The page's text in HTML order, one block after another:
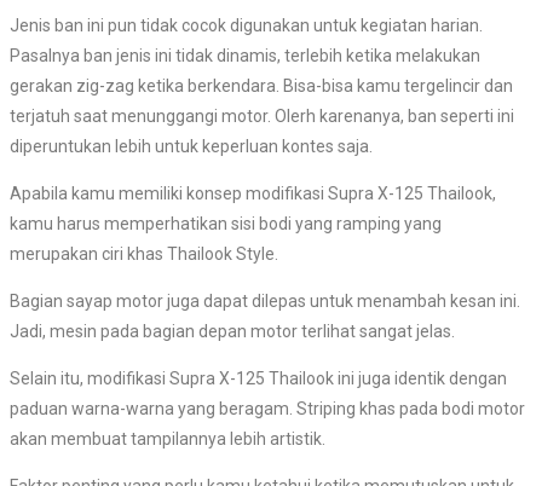
Jenis ban ini pun tidak cocok digunakan untuk kegiatan harian.
Pasalnya ban jenis ini tidak dinamis, terlebih ketika melakukan
gerakan zig-zag ketika berkendara. Bisa-bisa kamu tergelincir dan
terjatuh saat menunggangi motor. Olerh karenanya, ban seperti ini
diperuntukan lebih untuk keperluan kontes saja.
Apabila kamu memiliki konsep modifikasi Supra X-125 Thailook,
kamu harus memperhatikan sisi bodi yang ramping yang
merupakan ciri khas Thailook Style.
Bagian sayap motor juga dapat dilepas untuk menambah kesan ini.
Jadi, mesin pada bagian depan motor terlihat sangat jelas.
Selain itu, modifikasi Supra X-125 Thailook ini juga identik dengan
paduan warna-warna yang beragam. Striping khas pada bodi motor
akan membuat tampilannya lebih artistik.